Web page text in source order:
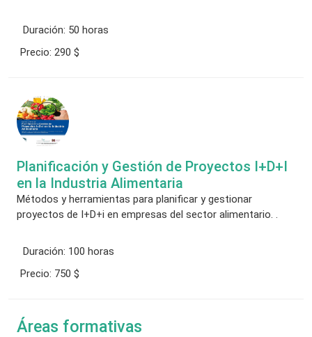
Duración: 50 horas
Precio: 290 $
Planificación y Gestión de Proyectos I+D+I
en la Industria Alimentaria
Métodos y herramientas para planificar y gestionar
proyectos de I+D+i en empresas del sector alimentario. .
Duración: 100 horas
Precio: 750 $
Áreas formativas